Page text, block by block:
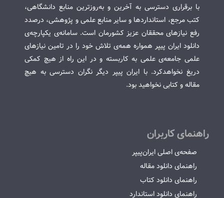
با برقراری دسترسی به آخرین و به‌روزترین منابع دانشگاهی،
کتب مرجع، استانداردها و سایر منابع علمی و پژوهشی، درصدد
رفع نیازهای محققان عزیز کشورمان است. سامانه‌ی یکپارچه‌ی
دانلود ایران پیپر همواره همه‌ی تلاش خود را در تامین نیازهای
علمی جامعه‌ی علمی به کاربسته و در این راه از هیچ کمکی
دریغ نخواهدکرد. با ایران پیپر دیگر نگران دسترسی به هیچ
مقاله و کتابی نخواهید بود.
راهنمای کاربران
صفحه‌ی اصلی ایران‌پیپر
راهنمای دانلود مقاله
راهنمای دانلود کتاب
راهنمای دانلود استاندارد